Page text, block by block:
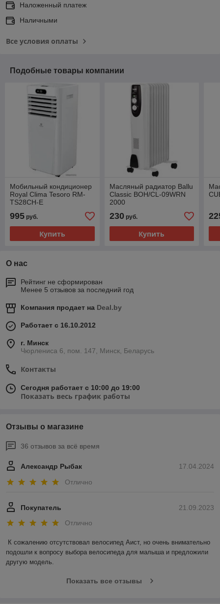
Наложенный платеж
Наличными
Все условия оплаты
Подобные товары компании
Мобильный кондиционер
Royal Clima Tesoro RM-
TS28CH-E
995 руб.
Купить
Масляный радиатор Ballu
Classic BOH/CL-09WRN
2000
230руб.
Купить
О нас
Рейтинг не сформирован
Менее 5 отзывов за последний год
Компания продает на Deal.by
Работает с 16.10.2012
г. Минск
Чюрлениса 6, пом. 147, Минск, Беларусь
Контакты
Сегодня работает с 10:00 до 19:00
Показать весь график работы
Отзывы о магазине
36 отзывов за всё время
17.04.2024
Александр Рыбак
Отлично
21.09.2023
Покупатель
Отлично
К сожалению отсутствовал велосипед Аист, но очень внимательно
подошли к вопросу выбора велосипеда для малыша и предложили
другую модель.
Показать все отзывы